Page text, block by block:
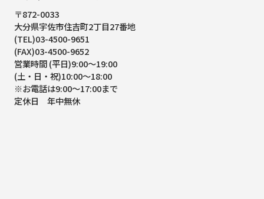
〒872-0033
大分県宇佐市住吉町2丁目27番地
(TEL)03-4500-9651
(FAX)03-4500-9652
営業時間 (平日)9:00～19:00
(土・日・祝)10:00～18:00
※お電話は9:00～17:00まで
定休日 年中無休